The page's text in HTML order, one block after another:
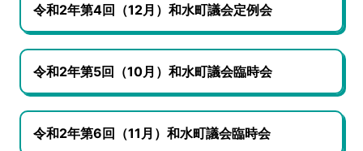
令和2年第4回（12月）和水町議会定例会
令和2年第5回（10月）和水町議会臨時会
令和2年第6回（11月）和水町議会臨時会